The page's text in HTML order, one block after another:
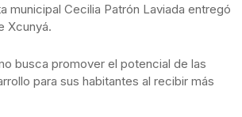
municipal Cecilia Patrón Laviada entregó
Xcunyá.
busca promover el potencial de las
para sus habitantes al recibir más